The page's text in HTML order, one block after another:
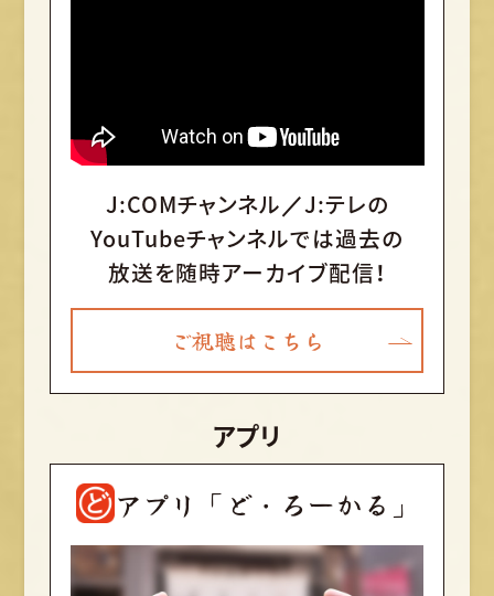
J:COMチャンネル／J:テレの
YouTubeチャンネルでは過去の
放送を随時アーカイブ配信！
ご視聴はこちら
アプリ
アプリ「ど・ろーかる」